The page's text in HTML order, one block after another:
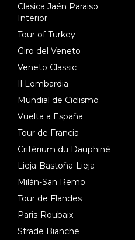
Clasica Jaén Paraiso
Interior
Tour of Turkey
Giro del Veneto
Veneto Classic
Il Lombardia
Mundial de Ciclismo
Vuelta a España
Tour de Francia
Critérium du Dauphiné
Lieja-Bastoña-Lieja
Milán-San Remo
Tour de Flandes
Paris-Roubaix
Strade Bianche